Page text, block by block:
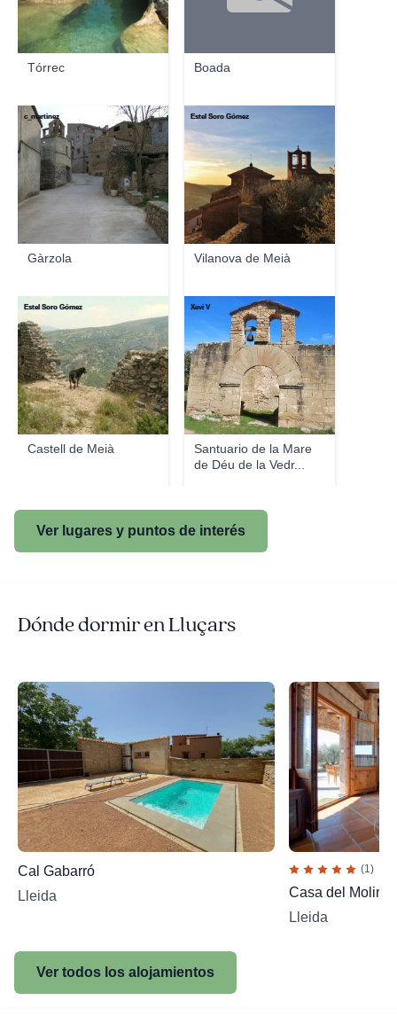
Tórrec Boada
Gàrzola
c_martinez
Vilanova de Meià
Estel Soro Gómez
Castell de Meià
Estel Soro Gómez
Santuario de la Mare
de Déu de la Vedr...
Xevi V
Ver lugares y puntos de interés
Dónde dormir en Lluçars
Cal Gabarró
Lleida
(1)
Casa del Moliner
Lleida
Ver todos los alojamientos